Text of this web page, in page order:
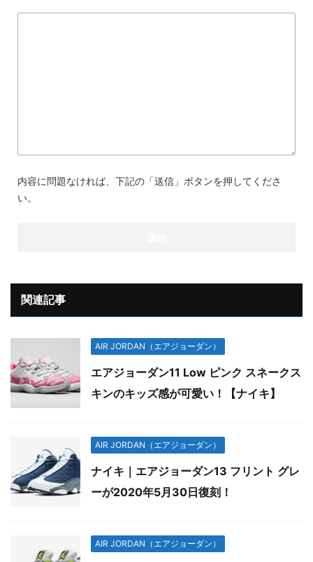
内容に問題なければ、下記の「送信」ボタンを押してくださ
い。
関連記事
AIR JORDAN（エアジョーダン）
エアジョーダン11 Low ピンク スネークス
キンのキッズ感が可愛い！【ナイキ】
AIR JORDAN（エアジョーダン）
ナイキ｜エアジョーダン13 フリント グレ
ーが2020年5月30日復刻！
AIR JORDAN（エアジョーダン）